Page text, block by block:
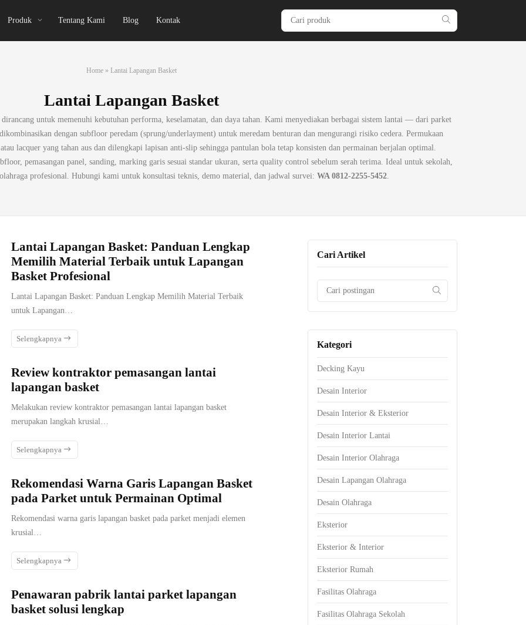
Produk Tentang Kami Blog Kontak
Home » Lantai Lapangan Basket
Lantai Lapangan Basket
untuk memenuhi kebutuhan performa, keselamatan, dan daya tahan. Kami menyediakan berbagai sistem lantai — dari parket
dengan subfloor peredam (sprung/underlayment) untuk meredam benturan dan mengurangi risiko cedera. Permukaan
lacquer yang tahan aus dan dilengkapi lapisan anti-slip sehingga pantulan bola tetap konsisten dan permainan berjalan optimal.
pemasangan panel, sanding, marking garis sesuai standar ukuran, serta quality control sebelum serah terima. Ideal untuk sekolah,
profesional. Hubungi kami untuk konsultasi teknis, demo material, dan jadwal survei: WA 0812-2255-5452.
Lantai Lapangan Basket: Panduan Lengkap
Memilih Material Terbaik untuk Lapangan
Basket Profesional
Lantai Lapangan Basket: Panduan Lengkap Memilih Material Terbaik
untuk Lapangan…
Selengkapnya
Review kontraktor pemasangan lantai
lapangan basket
Melakukan review kontraktor pemasangan lantai lapangan basket
merupakan langkah krusial…
Selengkapnya
Rekomendasi Warna Garis Lapangan Basket
pada Parket untuk Permainan Optimal
Rekomendasi warna garis lapangan basket pada parket menjadi elemen
krusial…
Selengkapnya
Penawaran pabrik lantai parket lapangan
basket solusi lengkap
Cari Artikel
Kategori
Decking Kayu
Desain Interior
Desain Interior & Eksterior
Desain Interior Lantai
Desain Interior Olahraga
Desain Lapangan Olahraga
Desain Olahraga
Eksterior
Eksterior & Interior
Eksterior Rumah
Fasilitas Olahraga
Fasilitas Olahraga Sekolah